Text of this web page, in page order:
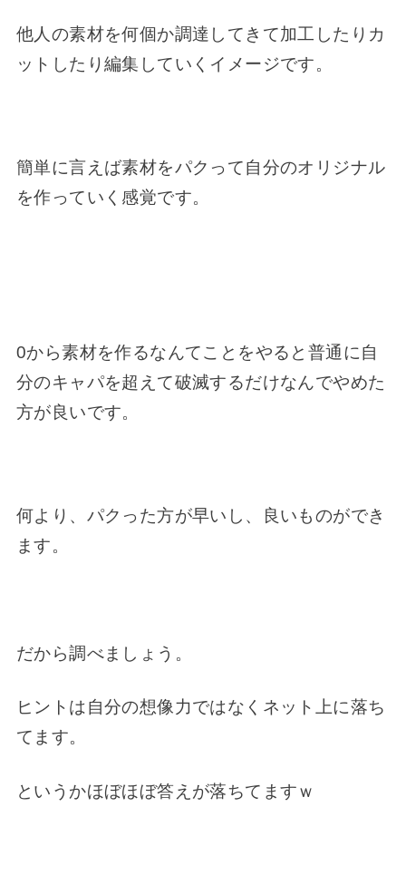
他人の素材を何個か調達してきて加工したりカ
ットしたり編集していくイメージです。
簡単に言えば素材をパクって自分のオリジナル
を作っていく感覚です。
0から素材を作るなんてことをやると普通に自
分のキャパを超えて破滅するだけなんでやめた
方が良いです。
何より、パクった方が早いし、良いものができ
ます。
だから調べましょう。
ヒントは自分の想像力ではなくネット上に落ち
てます。
というかほぼほぼ答えが落ちてますｗ